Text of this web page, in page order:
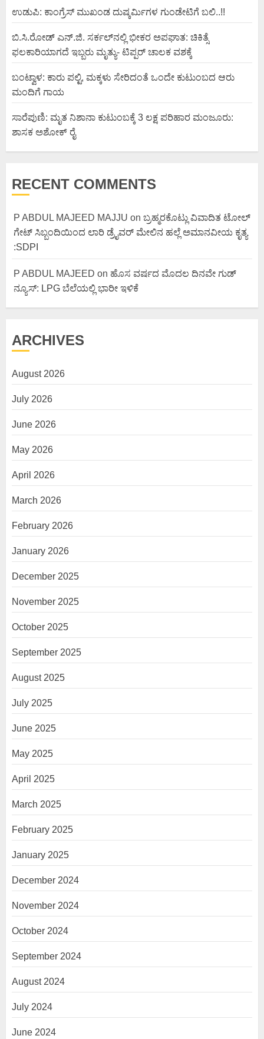
ಉಡುಪಿ: ಕಾಂಗ್ರೆಸ್ ಮುಖಂಡ ದುಷ್ಕರ್ಮಿಗಳ ಗುಂಡೇಟಿಗೆ ಬಲಿ..!!
ಬಿ.ಸಿ.ರೋಡ್ ಎನ್.ಜಿ. ಸರ್ಕಲ್‌ನಲ್ಲಿ ಭೀಕರ ಅಪಘಾತ: ಚಿಕಿತ್ಸೆ
ಫಲಕಾರಿಯಾಗದೆ ಇಬ್ಬರು ಮೃತ್ಯು- ಟಿಪ್ಪರ್ ಚಾಲಕ ವಶಕ್ಕೆ
ಬಂಟ್ವಾಳ: ಕಾರು ಪಲ್ಟಿ, ಮಕ್ಕಳು ಸೇರಿದಂತೆ ಒಂದೇ ಕುಟುಂಬದ ಆರು
ಮಂದಿಗೆ ಗಾಯ
ಸಾರೆಪುಣಿ: ಮೃತ ನಿಶಾನಾ ಕುಟುಂಬಕ್ಕೆ 3 ಲಕ್ಷ ಪರಿಹಾರ ಮಂಜೂರು:
ಶಾಸಕ ಅಶೋಕ್ ರೈ
RECENT COMMENTS
P ABDUL MAJEED MAJJU on ಬ್ರಹ್ಮರಕೊಟ್ಲು ವಿವಾದಿತ ಟೋಲ್
ಗೇಟ್ ಸಿಬ್ಬಂದಿಯಿಂದ ಲಾರಿ ಡ್ರೈವರ್ ಮೇಲಿನ ಹಲ್ಲೆ ಅಮಾನವೀಯ ಕೃತ್ಯ
:SDPI
P ABDUL MAJEED on ಹೊಸ ವರ್ಷದ ಮೊದಲ ದಿನವೇ ಗುಡ್
ನ್ಯೂಸ್: LPG ಬೆಲೆಯಲ್ಲಿ ಭಾರೀ ಇಳಿಕೆ
ARCHIVES
August 2026
July 2026
June 2026
May 2026
April 2026
March 2026
February 2026
January 2026
December 2025
November 2025
October 2025
September 2025
August 2025
July 2025
June 2025
May 2025
April 2025
March 2025
February 2025
January 2025
December 2024
November 2024
October 2024
September 2024
August 2024
July 2024
June 2024